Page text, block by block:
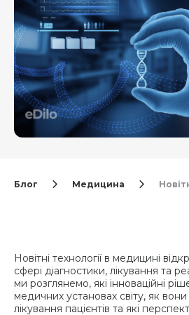
Блог Медицина
Новітні технології в медицині
сфері діагностики, лікування та
ми розглянемо, які інноваційні
медичних установах світу, як
лікування пацієнтів та які